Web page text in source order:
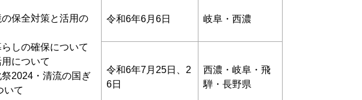
保全対策と活用の
しの確保について
について
祭2024・清流の国ぎ
いて
令和6年6月6日 岐阜・西濃
令和6年7月25日、2
6日
西濃・岐阜・飛
騨・長野県